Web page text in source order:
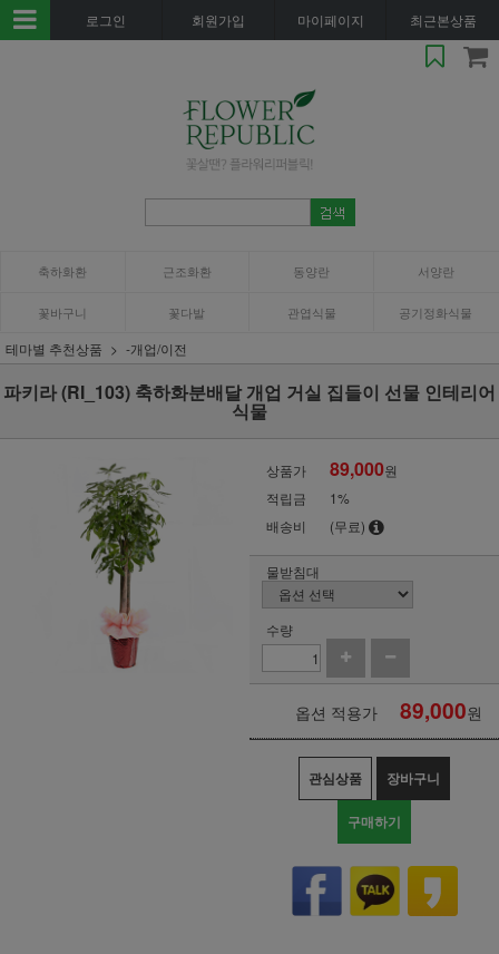
로그인 회원가입 마이페이지 최근본상품
축하화환 근조화환 동양란 서양란
꽃바구니 꽃다발 관엽식물 공기정화식물
테마별 추천상품 -개업/이전
파키라 (RI_103) 축하화분배달 개업 거실 집들이 선물 인테리어
식물
상품가 89,000원
적립금
1%
배송비
(무료)
물받침대
수량
옵션 적용가 89,000원
관심상품 장바구니
구매하기